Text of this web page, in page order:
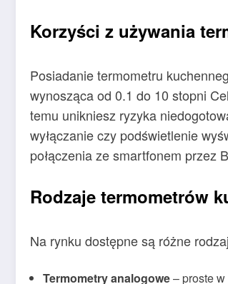
Korzyści z używania
Posiadanie termometru
wynosząca od 0.1 do 10 stopni
temu unikniesz ryzyka
wyłączanie czy podświetlenie
połączenia ze smartfonem przez
Rodzaje termometrów
Na rynku dostępne są różne
Termometry analogowe– proste